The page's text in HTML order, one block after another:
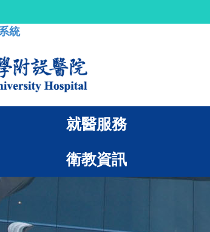
統
就醫服務
衛教資訊